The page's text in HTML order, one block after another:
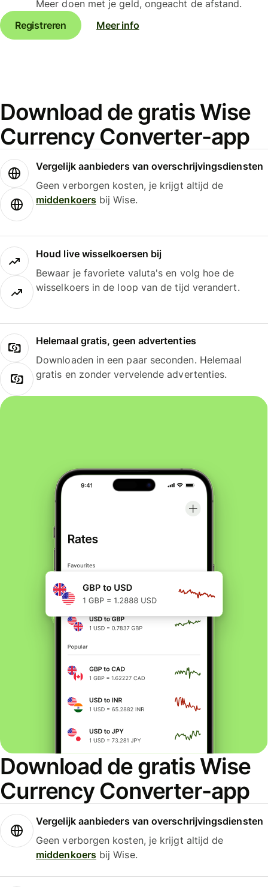
Meer doen met je geld, ongeacht de afstand.
Registreren
Meer info
Download de gratis Wise
Currency Converter-app
Vergelijk aanbieders van overschrijvingsdiensten
Geen verborgen kosten, je krijgt altijd de
middenkoersbij Wise.
Houd live wisselkoersen bij
Bewaar je favoriete valuta's en volg hoe de
wisselkoers in de loop van de tijd verandert.
Helemaal gratis, geen advertenties
Downloaden in een paar seconden. Helemaal
gratis en zonder vervelende advertenties.
Download de gratis Wise
Currency Converter-app
Vergelijk aanbieders van overschrijvingsdiensten
Geen verborgen kosten, je krijgt altijd de
middenkoersbij Wise.